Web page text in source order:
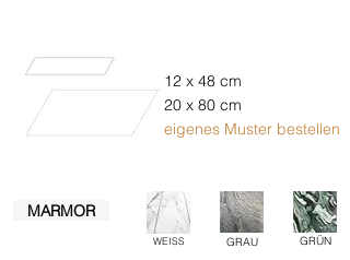
12 x 48 cm
20 x 80 cm
eigenes Muster bestellen
MARMOR
WEISS GRAU GRÜN